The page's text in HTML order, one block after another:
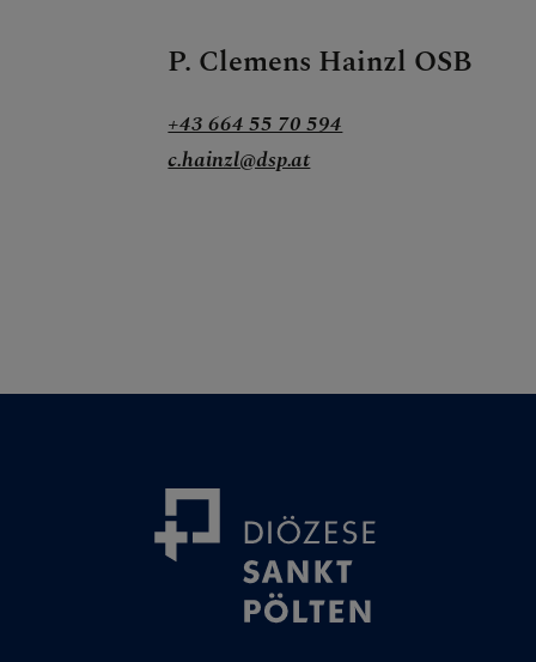
P. Clemens Hainzl OSB
+43 664 55 70 594
c.hainzl@dsp.at